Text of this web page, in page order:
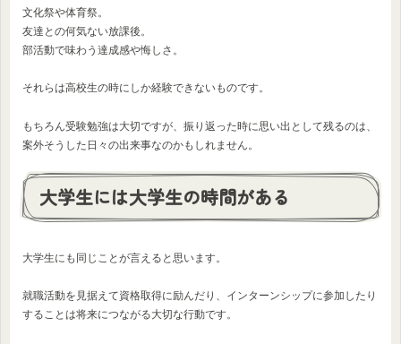
文化祭や体育祭。
友達との何気ない放課後。
部活動で味わう達成感や悔しさ。
それらは高校生の時にしか経験できないものです。
もちろん受験勉強は大切ですが、振り返った時に思い出として残るのは、
案外そうした日々の出来事なのかもしれません。
大学生には大学生の時間がある
大学生にも同じことが言えると思います。
就職活動を見据えて資格取得に励んだり、インターンシップに参加したり
することは将来につながる大切な行動です。